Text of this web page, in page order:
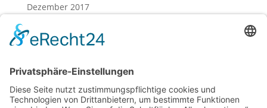
Dezember 2017
Oktober 2017
Juli 2017
Juni 2017